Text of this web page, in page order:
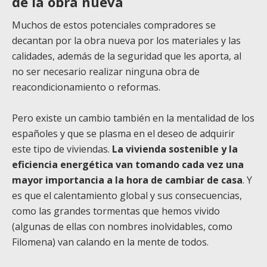
Muchos de estos potenciales compradores se
decantan por la obra nueva por los materiales y las
calidades, además de la seguridad que les aporta, al
no ser necesario realizar ninguna obra de
reacondicionamiento o reformas.
Pero existe un cambio también en la mentalidad de los
españoles y que se plasma en el deseo de adquirir
este tipo de viviendas. La vivienda sostenible y la
eficiencia energética van tomando cada vez una
mayor importancia a la hora de cambiar de casa. Y
es que el calentamiento global y sus consecuencias,
como las grandes tormentas que hemos vivido
(algunas de ellas con nombres inolvidables, como
Filomena) van calando en la mente de todos.